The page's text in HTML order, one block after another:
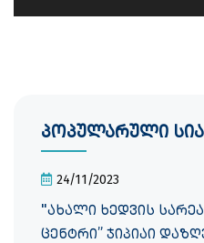
პოპულარული
24/11/2023
"ახალი ხედვის
ცენტრი” ჯიპიაი